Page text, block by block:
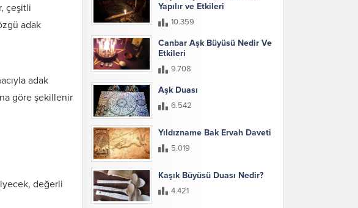
çeşitli
adak
adak
göre şekillenir
değerli
Yapılır ve Etkileri
10.359
Canbar Aşk Büyüsü Nedir Ve
Etkileri
9.708
Aşk Duası
6.542
Yıldızname Bak Ervah Daveti
5.019
Kaşık Büyüsü Duası Nedir?
4.421